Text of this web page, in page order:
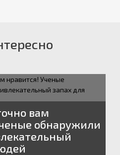
вам
обнаружили